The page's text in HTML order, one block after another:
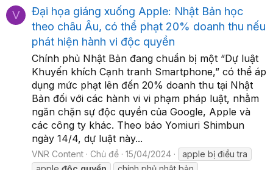
V
Đại họa giáng xuống Apple: Nhật Bản học
theo châu Âu, có thể phạt 20% doanh thu nếu
phát hiện hành vi độc quyền
Chính phủ Nhật Bản đang chuẩn bị một “Dự luật
Khuyến khích Cạnh tranh Smartphone,” có thể áp
dụng mức phạt lên đến 20% doanh thu tại Nhật
Bản đối với các hành vi vi phạm pháp luật, nhằm
ngăn chặn sự độc quyền của Google, Apple và
các công ty khác. Theo báo Yomiuri Shimbun
ngày 14/4, dự luật này...
VNR Content Chủ đề 15/04/2024
apple bị điều tra